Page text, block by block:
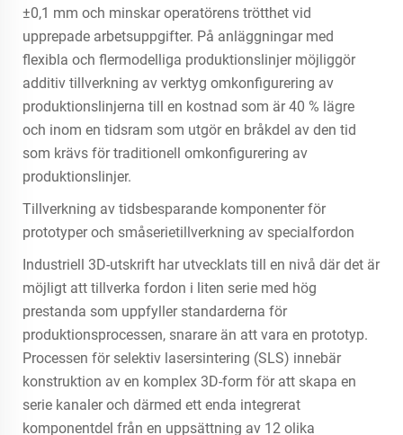
±0,1 mm och minskar operatörens trötthet vid
upprepade arbetsuppgifter. På anläggningar med
flexibla och flermodelliga produktionslinjer möjliggör
additiv tillverkning av verktyg omkonfigurering av
produktionslinjerna till en kostnad som är 40 % lägre
och inom en tidsram som utgör en bråkdel av den tid
som krävs för traditionell omkonfigurering av
produktionslinjer.
Tillverkning av tidsbesparande komponenter för
prototyper och småserietillverkning av specialfordon
Industriell 3D-utskrift har utvecklats till en nivå där det är
möjligt att tillverka fordon i liten serie med hög
prestanda som uppfyller standarderna för
produktionsprocessen, snarare än att vara en prototyp.
Processen för selektiv lasersintering (SLS) innebär
konstruktion av en komplex 3D-form för att skapa en
serie kanaler och därmed ett enda integrerat
komponentdel från en uppsättning av 12 olika